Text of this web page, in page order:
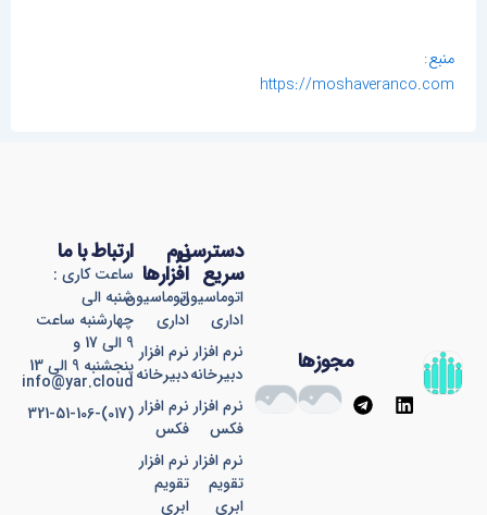
منبع:
https://moshaveranco.com
نرم
افزارها
اتوماسیون
اداری
نرم افزار
دبیرخانه
نرم افزار
فکس
نرم افزار
تقویم
ابری
دسترسی
سریع
اتوماسیون
اداری
نرم افزار
دبیرخانه
نرم افزار
فکس
نرم افزار
تقویم
ابری
ارتباط با ما
ساعت کاری :
شنبه الی
چهارشنبه ساعت
9 الی 17 و
پنجشنبه 9 الی 13
info@yar.cloud
(017)-321-51-106
مجوزها
L
i
T
e